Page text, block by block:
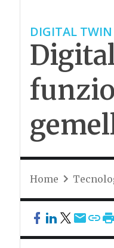
DIGITAL TWIN
Home